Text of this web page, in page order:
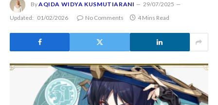
ByAQIDA WIDYA KUSMUTIARANI
29/07/2025
Updated: 01/02/2026 No Comments 4 Mins Read